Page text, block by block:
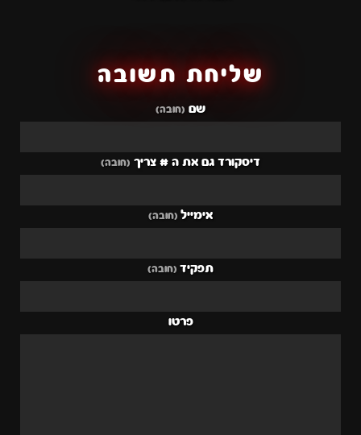
שליחת תשובה
שם (חובה)
דיסקורד גם את ה # צריך (חובה)
אימייל (חובה)
תפקיד (חובה)
פרטו